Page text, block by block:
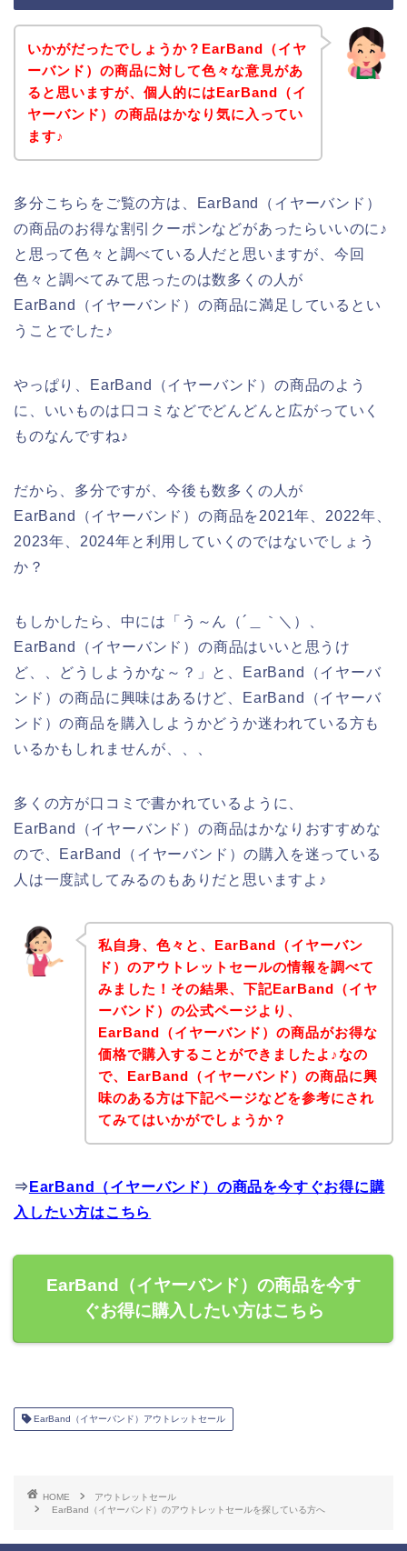
いかがだったでしょうか？EarBand（イヤ
ーバンド）の商品に対して色々な意見があ
ると思いますが、個人的にはEarBand（イ
ヤーバンド）の商品はかなり気に入ってい
ます♪
多分こちらをご覧の方は、EarBand（イヤーバンド）
の商品のお得な割引クーポンなどがあったらいいのに♪
と思って色々と調べている人だと思いますが、今回
色々と調べてみて思ったのは数多くの人が
EarBand（イヤーバンド）の商品に満足しているとい
うことでした♪
やっぱり、EarBand（イヤーバンド）の商品のよう
に、いいものは口コミなどでどんどんと広がっていく
ものなんですね♪
だから、多分ですが、今後も数多くの人が
EarBand（イヤーバンド）の商品を2021年、2022年、
2023年、2024年と利用していくのではないでしょう
か？
もしかしたら、中には「う～ん（´＿｀＼）、
EarBand（イヤーバンド）の商品はいいと思うけ
ど、、どうしようかな～？」と、EarBand（イヤーバ
ンド）の商品に興味はあるけど、EarBand（イヤーバ
ンド）の商品を購入しようかどうか迷われている方も
いるかもしれませんが、、、
多くの方が口コミで書かれているように、
EarBand（イヤーバンド）の商品はかなりおすすめな
ので、EarBand（イヤーバンド）の購入を迷っている
人は一度試してみるのもありだと思いますよ♪
私自身、色々と、EarBand（イヤーバン
ド）のアウトレットセールの情報を調べて
みました！その結果、下記EarBand（イヤ
ーバンド）の公式ページより、
EarBand（イヤーバンド）の商品がお得な
価格で購入することができましたよ♪なの
で、EarBand（イヤーバンド）の商品に興
味のある方は下記ページなどを参考にされ
てみてはいかがでしょうか？
⇒ EarBand（イヤーバンド）の商品を今すぐお得に購
入したい方はこちら
EarBand（イヤーバンド）の商品を今す
ぐお得に購入したい方はこちら
EarBand（イヤーバンド）アウトレットセール
HOME
アウトレットセール
EarBand（イヤーバンド）のアウトレットセールを探している方へ